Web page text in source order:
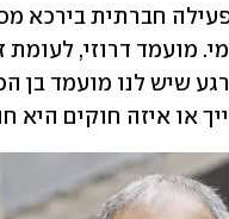
או איזה חוקים היא